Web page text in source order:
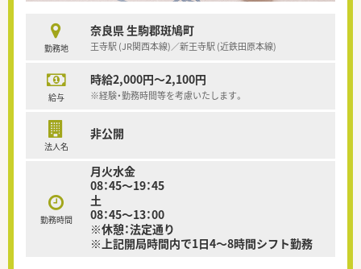
勤務地
奈良県 生駒郡斑鳩町
王寺駅 (JR関西本線)／新王寺駅 (近鉄田原本線)
給与
時給2,000円～2,100円
※経験・勤務時間等を考慮いたします。
法人名
非公開
勤務時間
月火水金
08：45～19：45
土
08：45～13：00
※休憩：法定通り
※上記開局時間内で1日4～8時間シフト勤務